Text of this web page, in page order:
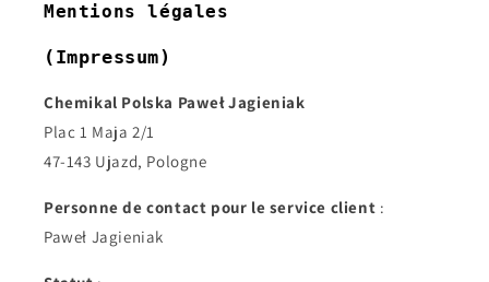
Mentions légales
(Impressum)
Chemikal Polska Paweł Jagieniak
Plac 1 Maja 2/1
47-143 Ujazd, Pologne
Personne de contact pour le service client :
Paweł Jagieniak